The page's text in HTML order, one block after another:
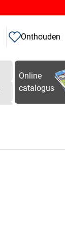
Onthouden
Online
catalogus